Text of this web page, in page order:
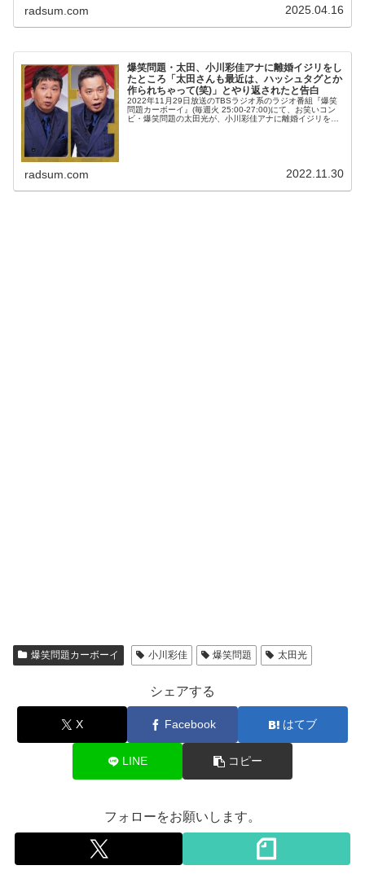
radsum.com 2025.04.16
爆笑問題・太田、小川彩佳アナに離婚イジリをし
たところ「太田さんも最近は、ハッシュタグとか
作られちゃって(笑)」とやり返されたと告白
2022年11月29日放送のTBSラジオ系のラジオ番組『爆笑
問題カーボーイ』(毎週火 25:00-27:00)にて、お笑いコン
ビ・爆笑問題の太田光が、小川彩佳アナに離婚イジリをし
radsum.com 2022.11.30
爆笑問題カーボーイ 小川彩佳 爆笑問題 太田光
シェアする
X Facebook はてブ
LINE コピー
フォローをお願いします。